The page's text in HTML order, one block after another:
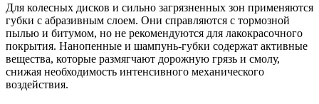
Для колесных дисков и сильно загрязненных зон применяются
губки с абразивным слоем. Они справляются с тормозной
пылью и битумом, но не рекомендуются для лакокрасочного
покрытия. Нанопенные и шампунь-губки содержат активные
вещества, которые размягчают дорожную грязь и смолу,
снижая необходимость интенсивного механического
воздействия.